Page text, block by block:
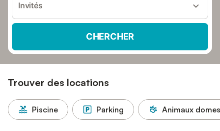
Invités
CHERCHER
Trouver des locations
Piscine Parking Animaux